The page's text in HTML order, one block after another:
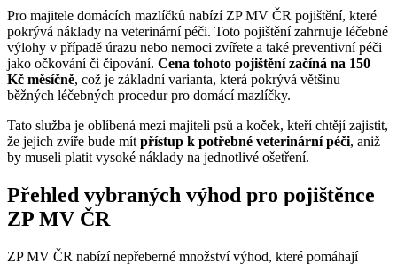
Pro majitele domácích mazlíčků nabízí ZP MV ČR pojištění, které
pokrývá náklady na veterinární péči. Toto pojištění zahrnuje léčebné
výlohy v případě úrazu nebo nemoci zvířete a také preventivní péči
jako očkování či čipování. Cena tohoto pojištění začíná na 150
Kč měsíčně, což je základní varianta, která pokrývá většinu
běžných léčebných procedur pro domácí mazlíčky.
Tato služba je oblíbená mezi majiteli psů a koček, kteří chtějí zajistit,
že jejich zvíře bude mítpřístup k potřebné veterinární péči, aniž
by museli platit vysoké náklady na jednotlivé ošetření.
Přehled vybraných výhod pro pojištěnce
ZP MV ČR
ZP MV ČR nabízí nepřeberné množství výhod, které pomáhají